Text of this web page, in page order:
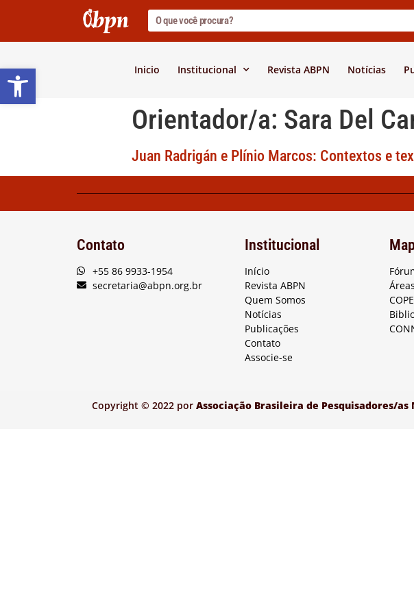
Barra de Ferramentas Aberta
Inicio Institucional Revista ABPN Notícias
Orientador/a: Sara Del
Juan Radrigán e Plínio Marcos: Contextos e
Contato
+55 86 9933-1954
secretaria@abpn.org.br
Institucional
Início
Revista ABPN
Quem Somos
Notícias
Publicações
Contato
Associe-se
Copyright © 2022 por Associação Brasileira de Pesquisadores/as